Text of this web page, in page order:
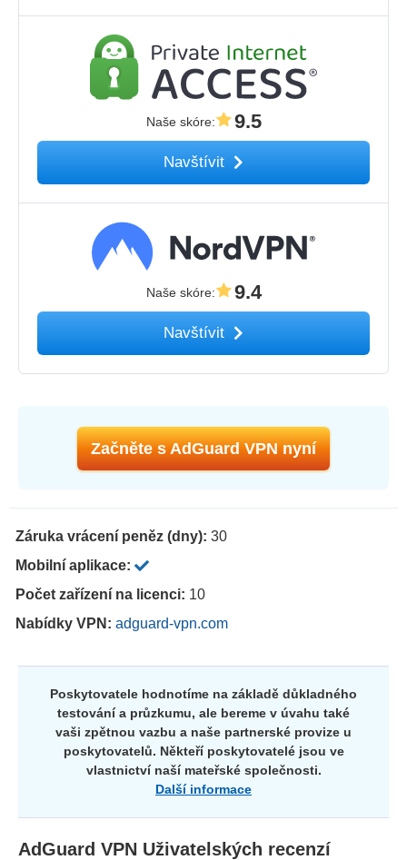
Naše skóre: 9.5
Navštívit
Naše skóre: 9.4
Navštívit
Začněte s AdGuard VPN nyní
Záruka vrácení peněz (dny): 30
Mobilní aplikace:
Počet zařízení na licenci: 10
Nabídky VPN: adguard-vpn.com
Poskytovatele hodnotíme na základě důkladného
testování a průzkumu, ale bereme v úvahu také
vaši zpětnou vazbu a naše partnerské provize u
poskytovatelů. Někteří poskytovatelé jsou ve
vlastnictví naší mateřské společnosti.
Další informace
AdGuard VPN Uživatelských recenzí